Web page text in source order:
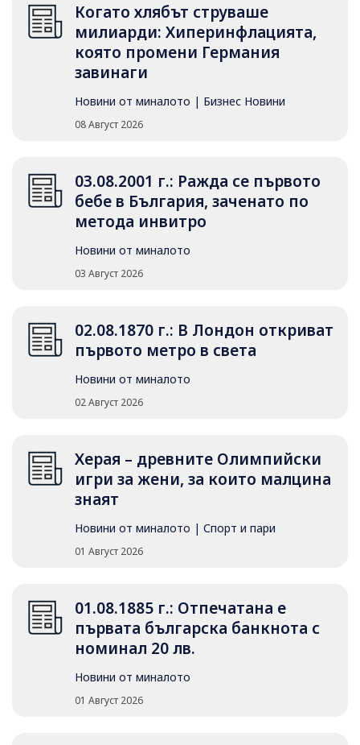
Когато хлябът струваше
милиарди: Хиперинфлацията,
която промени Германия
завинаги
Новини от миналото | Бизнес Новини
08 Август 2026
03.08.2001 г.: Ражда се първото
бебе в България, заченато по
метода инвитро
Новини от миналото
03 Август 2026
02.08.1870 г.: В Лондон откриват
първото метро в света
Новини от миналото
02 Август 2026
Херая – древните Олимпийски
игри за жени, за които малцина
знаят
Новини от миналото | Спорт и пари
01 Август 2026
01.08.1885 г.: Отпечатана е
първата българска банкнота с
номинал 20 лв.
Новини от миналото
01 Август 2026